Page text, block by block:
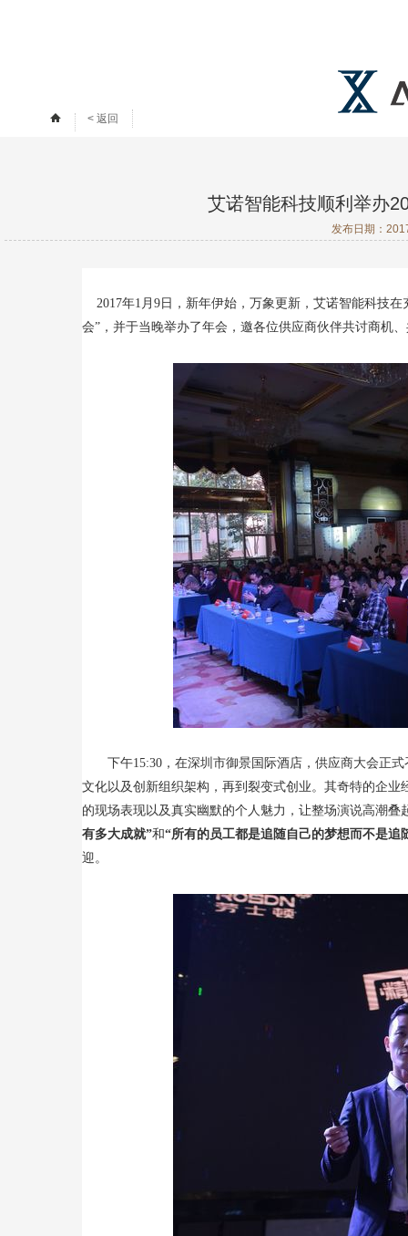
< 返回
艾诺智能科技顺利举办
发布日期：
2017年1月9日 ，新年伊始，万象更新，艾诺智能科技
会”，并于当晚举办了年会，邀各位供应商伙伴共讨商机
下午15:30，在深圳市御景国际酒店，供应商大会正
文化以及创新组织架构，再到裂变式创业。其奇特的企
的现场表现以及真实幽默的个人魅力，让整场演说高潮
有多大成就”和“所有的员工都是追随自己的梦想而不是追
迎。